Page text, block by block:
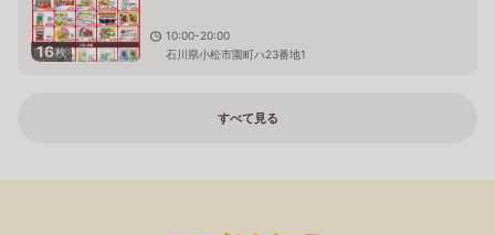
16枚
10:00-20:00
石川県小松市園町ハ23番地1
すべて見る